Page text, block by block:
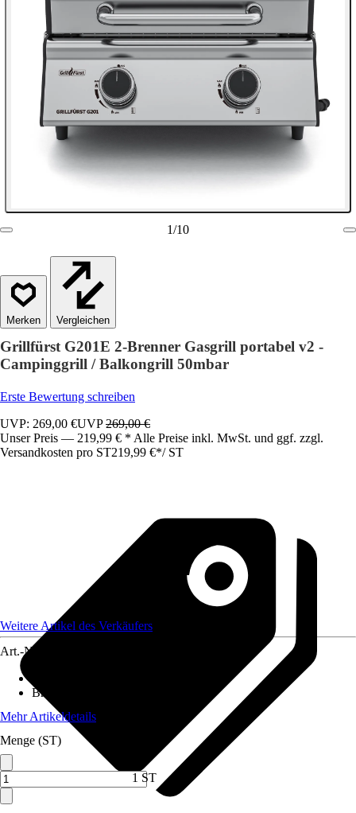
1/10
Vergleichen
Grillfürst G201E 2-Brenner Gasgrill portabel v2 -
Campinggrill / Balkongrill 50mbar
Erste Bewertung schreiben
UVP: 269,00 €UVP269,00 €
Unser Preis — 219,99 € * Alle Preise inkl. MwSt. und ggf. zzgl.
Versandkosten pro ST219,99 €*/ ST
Weitere Artikel des Verkäufers
Art.-Nr.
Brenneranzahl
Mehr Artikeldetails
Menge (ST)
1 ST